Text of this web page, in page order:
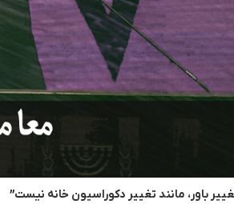
باور، مانند تغییر دکوراسیون خانه نیست”
تلاش نیروهای امنیتی عراق برای ورود به مقر مقاومت در حومه بغداد